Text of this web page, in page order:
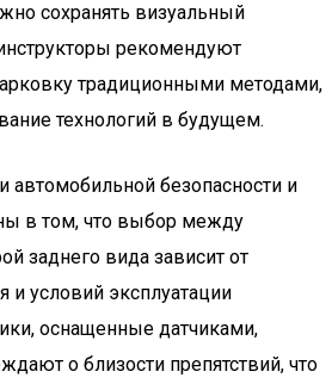
сохранять визуальный
рекомендуют
традиционными методами,
технологий в будущем.
автомобильной безопасности и
в том, что выбор между
заднего вида зависит от
и условий эксплуатации
оснащенные датчиками,
о близости препятствий, что